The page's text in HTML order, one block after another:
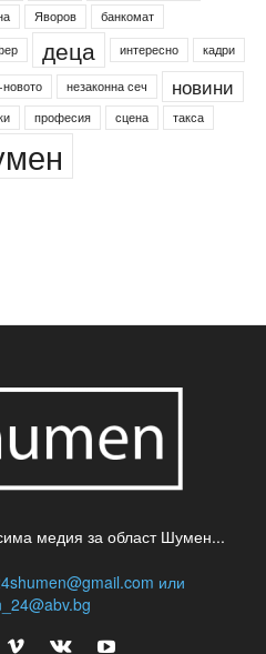
Яворов
банкомат
деца интересно кадри
незаконна сеч новини
професия сцена такса
медия за област Шумен...
или